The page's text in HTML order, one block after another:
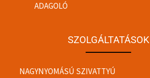
ADAGOLÓ
SZOLGÁLTATÁSOK
NAGYNYOMÁSÚ SZIVATTYÚ